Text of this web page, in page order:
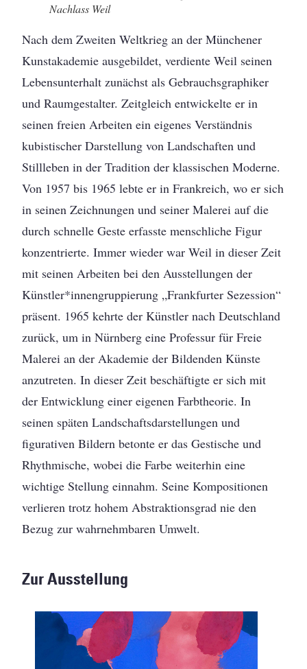
Nachlass Weil
Nach dem Zweiten Weltkrieg an der Münchener
Kunstakademie ausgebildet, verdiente Weil seinen
Lebensunterhalt zunächst als Gebrauchsgraphiker
und Raumgestalter. Zeitgleich entwickelte er in
seinen freien Arbeiten ein eigenes Verständnis
kubistischer Darstellung von Landschaften und
Stillleben in der Tradition der klassischen Moderne.
Von 1957 bis 1965 lebte er in Frankreich, wo er sich
in seinen Zeichnungen und seiner Malerei auf die
durch schnelle Geste erfasste menschliche Figur
konzentrierte. Immer wieder war Weil in dieser Zeit
mit seinen Arbeiten bei den Ausstellungen der
Künstler*innengruppierung „Frankfurter Sezession“
präsent. 1965 kehrte der Künstler nach Deutschland
zurück, um in Nürnberg eine Professur für Freie
Malerei an der Akademie der Bildenden Künste
anzutreten. In dieser Zeit beschäftigte er sich mit
der Entwicklung einer eigenen Farbtheorie. In
seinen späten Landschaftsdarstellungen und
figurativen Bildern betonte er das Gestische und
Rhythmische, wobei die Farbe weiterhin eine
wichtige Stellung einnahm. Seine Kompositionen
verlieren trotz hohem Abstraktionsgrad nie den
Bezug zur wahrnehmbaren Umwelt.
Zur Ausstellung